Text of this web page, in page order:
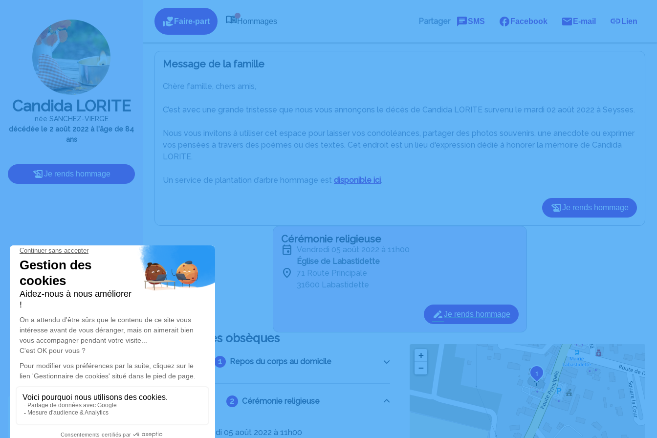
Candida LORITE
née SANCHEZ-VIERGE
décédée le 2 août 2022 à l'âge de 84
ans
Je rends hommage
Faire-part Hommages Partager SMS Facebook E-mail Lien
Message de la famille
Chère famille, chers amis,
C’est avec une grande tristesse que nous vous annonçons le décès de Candida LORITE survenu le mardi 02 août 2022 à Seysses.
Nous vous invitons à utiliser cet espace pour laisser vos condoléances, partager des photos souvenirs, une anecdote ou exprimer
vos pensées à travers des poèmes ou des textes. Cet endroit est un lieu d'expression dédié à honorer la mémoire de Candida
LORITE.
Un service de plantation d’arbre hommage est disponible ici.
Je rends hommage
Cérémonie religieuse
vendredi 05 août 2022 à 11h00
Église de Labastidette
71 Route Principale
31600 Labastidette
Je rends hommage
Déroulé des obsèques
Repos du corps au domicile
Cérémonie religieuse
Le vendredi 05 août 2022 à 11h00
1
+
−